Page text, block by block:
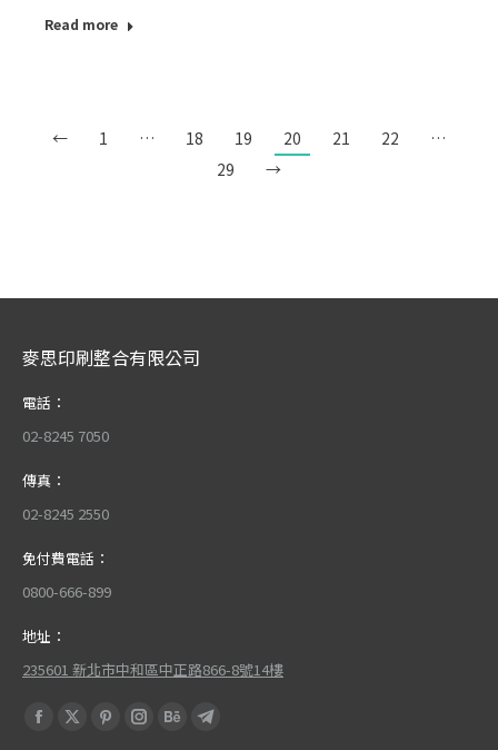
Read more
← 1 … 18 19 20 21 22
…
29
→
麥思印刷整合有限公司
電話：
02-8245 7050
傳真：
02-8245 2550
免付費電話：
0800-666-899
地址：
235601 新北市中和區中正路866-8號14樓
Find us on:
Facebook
X
PinterestInstagram
BehanceTelegram